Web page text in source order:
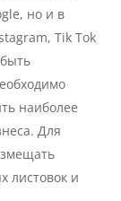
но и в
Tik Tok
наиболее
Для
листовок и